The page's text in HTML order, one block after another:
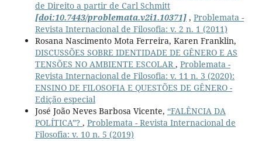
de Direito a partir de Carl Schmitt
[doi:10.7443/problemata.v2i1.10371], Problemata -
Revista Internacional de Filosofia: v. 2 n. 1 (2011)
Rosana Nascimento Mota Ferreira, Karen Franklin,
DISCUSSÕES SOBRE IDENTIDADE DE GÊNERO E AS
TENSÕES NO AMBIENTE ESCOLAR, Problemata -
Revista Internacional de Filosofia: v. 11 n. 3 (2020):
ENSINO DE FILOSOFIA E QUESTÕES DE GÊNERO -
Edição especial
José João Neves Barbosa Vicente, “FALÊNCIA DA
POLÍTICA”? , Problemata - Revista Internacional de
Filosofia: v. 10 n. 5 (2019)